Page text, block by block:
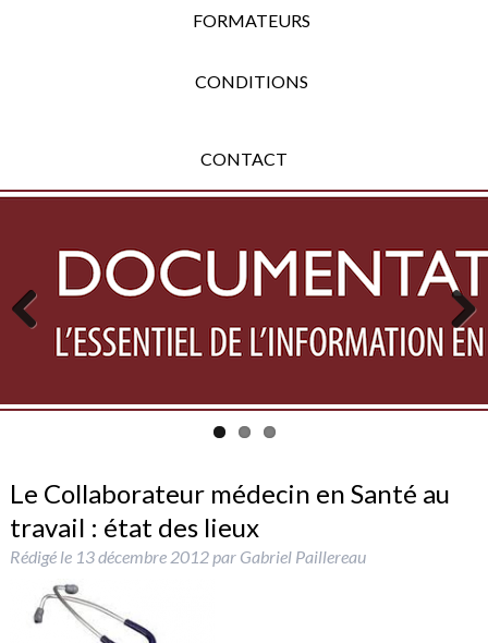
FORMATEURS
CONDITIONS
CONTACT
Previous Next
Le Collaborateur médecin en Santé au
travail : état des lieux
Rédigé le 13 décembre 2012par Gabriel Paillereau